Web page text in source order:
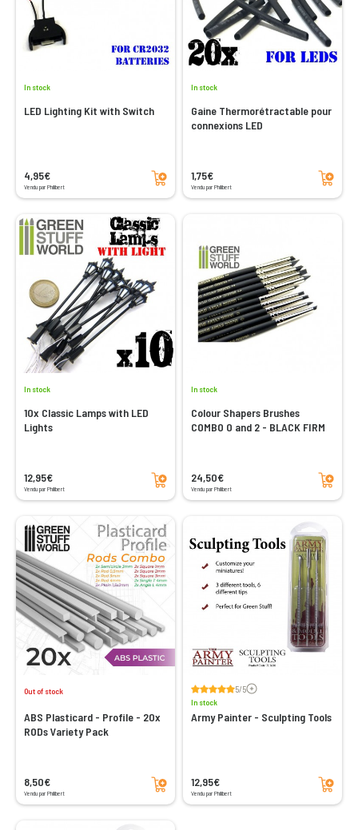
In stock
LED Lighting Kit with Switch
4,95€
Vendu par Philibert
Add to cart
In stock
Gaine Thermorétractable pour
connexions LED
1,75€
Vendu par Philibert
Add to cart
In stock
10x Classic Lamps with LED
Lights
12,95€
Vendu par Philibert
Add to cart
In stock
Colour Shapers Brushes
COMBO 0 and 2 - BLACK FIRM
24,50€
Vendu par Philibert
Add to cart
Out of stock
ABS Plasticard - Profile - 20x
RODs Variety Pack
8,50€
Vendu par Philibert
Add to cart
5/5Voir les avis
In stock
Army Painter - Sculpting Tools
12,95€
Vendu par Philibert
Add to cart